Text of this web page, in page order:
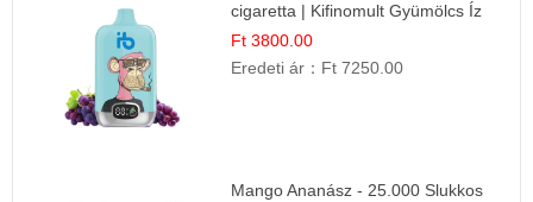
cigaretta | Kifinomult Gyümölcs Íz
Ft 3800.00
Eredeti ár： Ft 7250.00
Mango Ananász - 25.000 Slukkos